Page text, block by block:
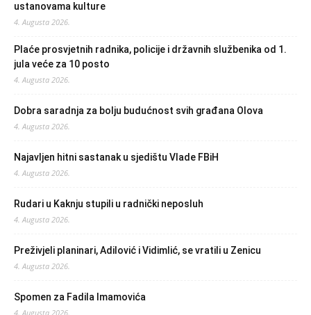
ustanovama kulture
4. Augusta 2026.
Plaće prosvjetnih radnika, policije i državnih službenika od 1.
jula veće za 10 posto
4. Augusta 2026.
Dobra saradnja za bolju budućnost svih građana Olova
4. Augusta 2026.
Najavljen hitni sastanak u sjedištu Vlade FBiH
4. Augusta 2026.
Rudari u Kaknju stupili u radnički neposluh
4. Augusta 2026.
Preživjeli planinari, Adilović i Vidimlić, se vratili u Zenicu
4. Augusta 2026.
Spomen za Fadila Imamovića
4. Augusta 2026.